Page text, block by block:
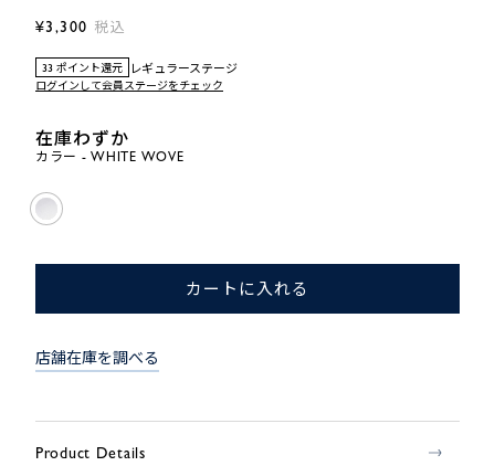
¥3,300 税込
33 ポイント還元 レギュラーステージ
ログインして会員ステージをチェック
在庫わずか
カラー - WHITE WOVE
カートに入れる
店舗在庫を調べる
Product Details